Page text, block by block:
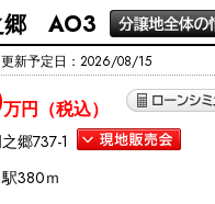
郷 AO3
新予定日：2026/08/15
万円（税込）
郷737-1
380ｍ